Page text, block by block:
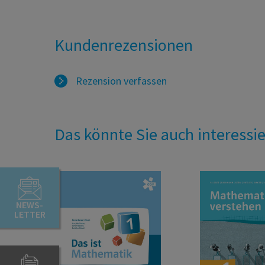
NEWS-
LETTER
Kundenrezensionen
Rezension verfassen
Das könnte Sie auch